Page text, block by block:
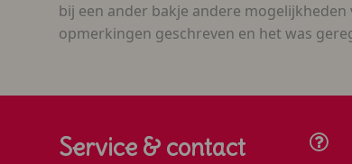
bij een ander bakje andere
opmerkingen geschreven en het was
Service & contact